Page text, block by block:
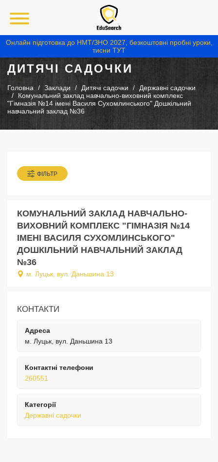
Онлайн підготовка до НМТ/ЗНО 2027, безкоштовні пробні уроки,
тисни ТУТ
ДИТЯЧІ САДОЧКИ
Головна Заклади Дитячі садочки
Державні садочки
Комунальний заклад навчально-виховний комплекс
"Гімназія №14 імені Василя Сухомлинського" Дошкільний
навчальний заклад №36
ФІЛЬТР
КОМУНАЛЬНИЙ ЗАКЛАД НАВЧАЛЬНО-
ВИХОВНИЙ КОМПЛЕКС "ГІМНАЗІЯ №14
ІМЕНІ ВАСИЛЯ СУХОМЛИНСЬКОГО"
ДОШКІЛЬНИЙ НАВЧАЛЬНИЙ ЗАКЛАД
№36
м. Луцьк, вул. Даньшина 13
КОНТАКТИ
Адреса
м. Луцьк, вул. Даньшина 13
Контактні телефони
260551
Категорії
Державні садочки